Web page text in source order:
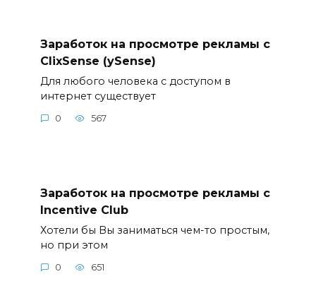
Заработок на просмотре рекламы с
ClixSense (ySense)
Для любого человека с доступом в
интернет существует
0 567
Заработок на просмотре рекламы с
Incentive Club
Хотели бы Вы заниматься чем-то простым,
но при этом
0 651